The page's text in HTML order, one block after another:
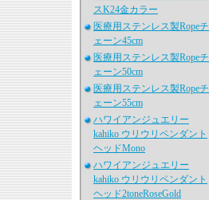
スK24金カラー
医療用ステンレス製Ropeチ
ェーン45cm
医療用ステンレス製Ropeチ
ェーン50cm
医療用ステンレス製Ropeチ
ェーン55cm
ハワイアンジュエリー
kahiko ウリウリペンダント
ヘッドMono
ハワイアンジュエリー
kahiko ウリウリペンダント
ヘッド2toneRoseGold